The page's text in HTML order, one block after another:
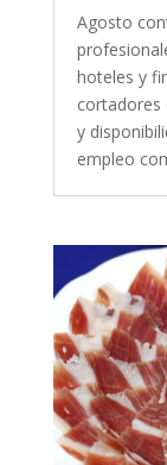
Agosto
hoteles y
cortadores
y
empleo